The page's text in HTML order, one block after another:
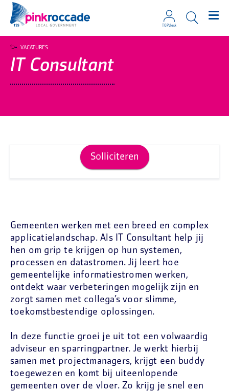
TOPdesk
IT Consultant
VACATURES
Solliciteren
Gemeenten werken met een breed en complex
applicatielandschap. Als IT Consultant help jij
hen om grip te krijgen op hun systemen,
processen en datastromen. Jij leert hoe
gemeentelijke informatiestromen werken,
ontdekt waar verbeteringen mogelijk zijn en
zorgt samen met collega’s voor slimme,
toekomstbestendige oplossingen.
In deze functie groei je uit tot een volwaardig
adviseur en sparringpartner. Je werkt hierbij
samen met projectmanagers, krijgt een buddy
toegewezen en komt bij uiteenlopende
gemeenten over de vloer. Zo krijg je snel een